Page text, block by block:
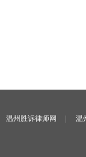
温州胜诉律师网 温